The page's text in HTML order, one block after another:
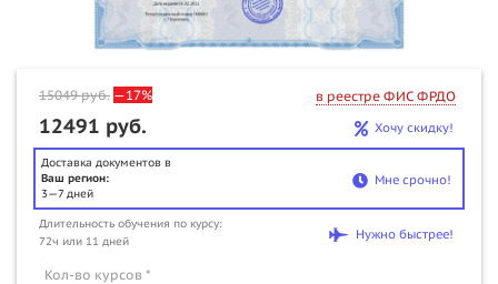
15049руб. —17% в реестре ФИС ФРДО
12491 руб. Хочу скидку!
Доставка документов в
Ваш регион:
3—7 дней
Мне срочно!
Длительность обучения по курсу:
72ч или 11 дней
Нужно быстрее!
Кол-во курсов *